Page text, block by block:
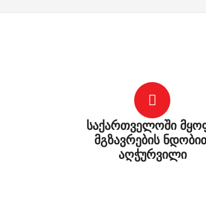
საქართველოში
მგზავრების
აღჭურვილი